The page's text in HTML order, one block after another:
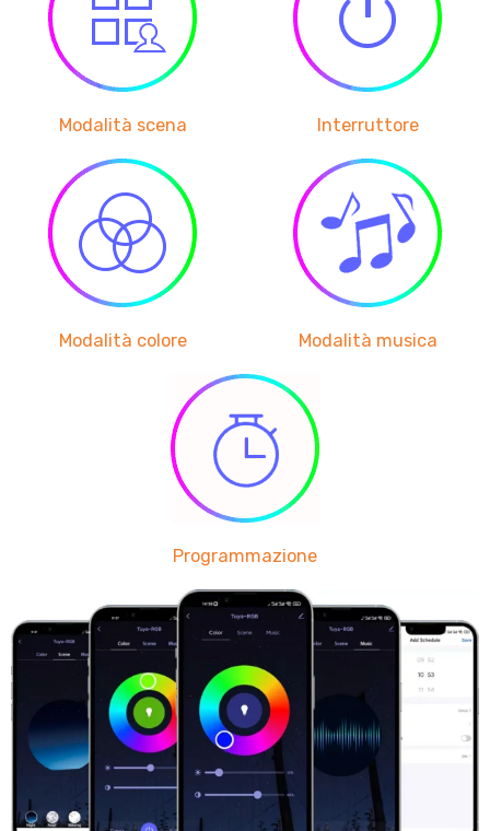
Modalità scena Interruttore
Modalità colore Modalità musica
Programmazione